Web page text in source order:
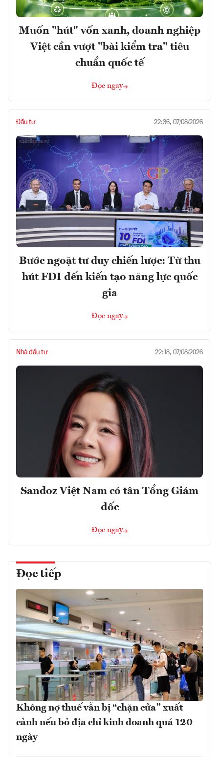
Muốn "hút" vốn xanh, doanh nghiệp
Việt cần vượt "bài kiểm tra" tiêu
chuẩn quốc tế
Đọc ngay
Đầu tư 22:36, 07/08/2026
Bước ngoặt tư duy chiến lược: Từ thu
hút FDI đến kiến tạo năng lực quốc
gia
Đọc ngay
Nhà đầu tư 22:18, 07/08/2026
Sandoz Việt Nam có tân Tổng Giám
đốc
Đọc ngay
Đọc tiếp
Không nợ thuế vẫn bị “chặn cửa” xuất
cảnh nếu bỏ địa chỉ kinh doanh quá 120
ngày